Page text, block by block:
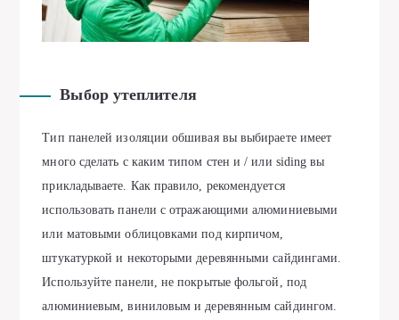
Выбор утеплителя
Тип панелей изоляции обшивая вы выбираете имеет
много сделать с каким типом стен и / или siding вы
прикладываете. Как правило, рекомендуется
использовать панели с отражающими алюминиевыми
или матовыми облицовками под кирпичом,
штукатуркой и некоторыми деревянными сайдингами.
Используйте панели, не покрытые фольгой, под
алюминиевым, виниловым и деревянным сайдингом.